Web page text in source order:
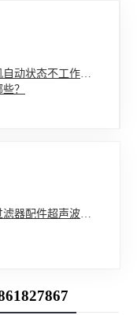
动状态不工作的
？
器配件超声波焊